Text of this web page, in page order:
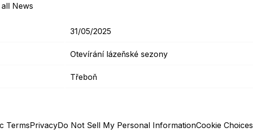
News
31/05/2025
Otevírání lázeňské sezony
Třeboň
TermsPrivacyDo Not Sell My Personal InformationCookie Choices